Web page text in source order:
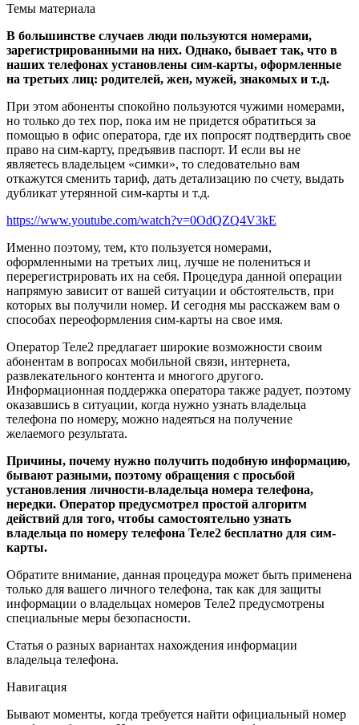
Темы материала
В большинстве случаев люди пользуются номерами,
зарегистрированными на них. Однако, бывает так, что в
наших телефонах установлены сим-карты, оформленные
на третьих лиц: родителей, жен, мужей, знакомых и т.д.
При этом абоненты спокойно пользуются чужими номерами,
но только до тех пор, пока им не придется обратиться за
помощью в офис оператора, где их попросят подтвердить свое
право на сим-карту, предъявив паспорт. И если вы не
являетесь владельцем «симки», то следовательно вам
откажутся сменить тариф, дать детализацию по счету, выдать
дубликат утерянной сим-карты и т.д.
https://www.youtube.com/watch?v=0OdQZQ4V3kE
Именно поэтому, тем, кто пользуется номерами,
оформленными на третьих лиц, лучше не полениться и
перерегистрировать их на себя. Процедура данной операции
напрямую зависит от вашей ситуации и обстоятельств, при
которых вы получили номер. И сегодня мы расскажем вам о
способах переоформления сим-карты на свое имя.
Оператор Теле2 предлагает широкие возможности своим
абонентам в вопросах мобильной связи, интернета,
развлекательного контента и многого другого.
Информационная поддержка оператора также радует, поэтому
оказавшись в ситуации, когда нужно узнать владельца
телефона по номеру, можно надеяться на получение
желаемого результата.
Причины, почему нужно получить подобную информацию,
бывают разными, поэтому обращения с просьбой
установления личности-владельца номера телефона,
нередки. Оператор предусмотрел простой алгоритм
действий для того, чтобы самостоятельно узнать
владельца по номеру телефона Теле2 бесплатно для сим-
карты.
Обратите внимание, данная процедура может быть применена
только для вашего личного телефона, так как для защиты
информации о владельцах номеров Теле2 предусмотрены
специальные меры безопасности.
Статья о разных вариантах нахождения информации
владельца телефона.
Навигация
Бывают моменты, когда требуется найти официальный номер